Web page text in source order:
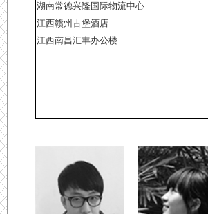
湖南常德兴隆国际物流中心
江西赣州古堡酒店
江西南昌汇丰办公楼